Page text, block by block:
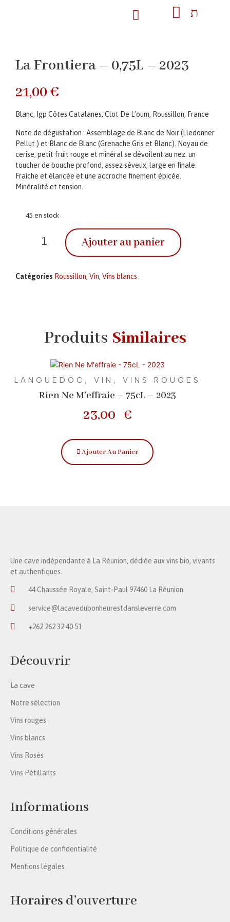
La Frontiera – 0,75L – 2023
21,00€
Blanc, Igp Côtes Catalanes, Clot De L’oum, Roussillon, France
Note de dégustation : Assemblage de Blanc de Noir (Lledonner
Pellut ) et Blanc de Blanc (Grenache Gris et Blanc). Noyau de
cerise, petit fruit rouge et minéral se dévoilent au nez. un
toucher de bouche profond, assez séveux, large en finale.
Fraîche et élancée et une accroche finement épicée.
Minéralité et tension.
45 en stock
Ajouter au panier
Catégories Roussillon, Vin, Vins blancs
Produits Similaires
LANGUEDOC , VIN , VINS ROUGES
Rien Ne M’effraie – 75cL – 2023
23,00 €
Ajouter Au Panier
Une cave indépendante à La Réunion, dédiée aux vins bio, vivants
et authentiques.
44 Chaussée Royale, Saint-Paul 97460 La Réunion
service@lacavedubonheurestdansleverre.com
+262 262 32 40 51
Découvrir
La cave
Notre sélection
Vins rouges
Vins blancs
Vins Rosés
Vins Pétillants
Informations
Conditions générales
Politique de confidentialité
Mentions légales
Horaires d’ouverture